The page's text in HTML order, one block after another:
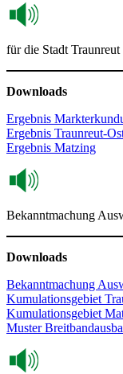
für die Stadt Traunreut
Downloads
Ergebnis
Ergebnis Traunreut-
Ergebnis Matzing
Bekanntmachung
Downloads
Bekanntmachung
Kumulationsgebiet
Kumulationsgebiet
Muster